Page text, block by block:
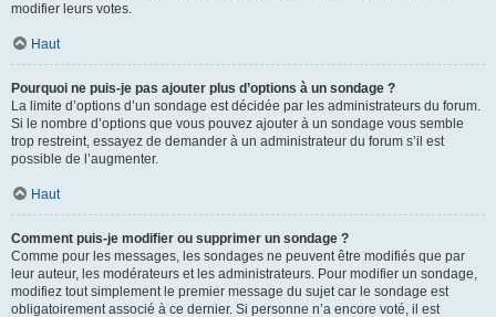
modifier leurs votes.
Haut
Pourquoi ne puis-je pas ajouter plus d’options à un sondage ?
La limite d’options d’un sondage est décidée par les administrateurs du forum.
Si le nombre d’options que vous pouvez ajouter à un sondage vous semble
trop restreint, essayez de demander à un administrateur du forum s’il est
possible de l’augmenter.
Haut
Comment puis-je modifier ou supprimer un sondage ?
Comme pour les messages, les sondages ne peuvent être modifiés que par
leur auteur, les modérateurs et les administrateurs. Pour modifier un sondage,
modifiez tout simplement le premier message du sujet car le sondage est
obligatoirement associé à ce dernier. Si personne n’a encore voté, il est